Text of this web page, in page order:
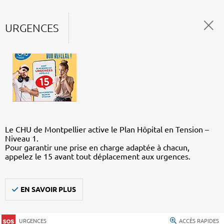
URGENCES
Le CHU de Montpellier active le Plan Hôpital en Tension –
Niveau 1.
Pour garantir une prise en charge adaptée à chacun,
appelez le 15 avant tout déplacement aux urgences.
EN SAVOIR PLUS
URGENCES ACCÈS RAPIDES